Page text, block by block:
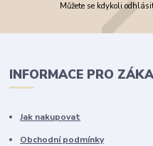
Můžete se kdykoli
INFORMACE PRO
Jak nakupovat
Obchodní podmínky